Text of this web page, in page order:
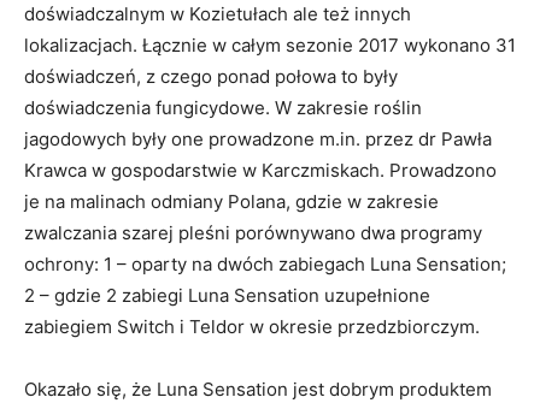
doświadczalnym w Kozietułach ale też innych
lokalizacjach. Łącznie w całym sezonie 2017 wykonano 31
doświadczeń, z czego ponad połowa to były
doświadczenia fungicydowe. W zakresie roślin
jagodowych były one prowadzone m.in. przez dr Pawła
Krawca w gospodarstwie w Karczmiskach. Prowadzono
je na malinach odmiany Polana, gdzie w zakresie
zwalczania szarej pleśni porównywano dwa programy
ochrony: 1 – oparty na dwóch zabiegach Luna Sensation;
2 – gdzie 2 zabiegi Luna Sensation uzupełnione
zabiegiem Switch i Teldor w okresie przedzbiorczym.
Okazało się, że Luna Sensation jest dobrym produktem